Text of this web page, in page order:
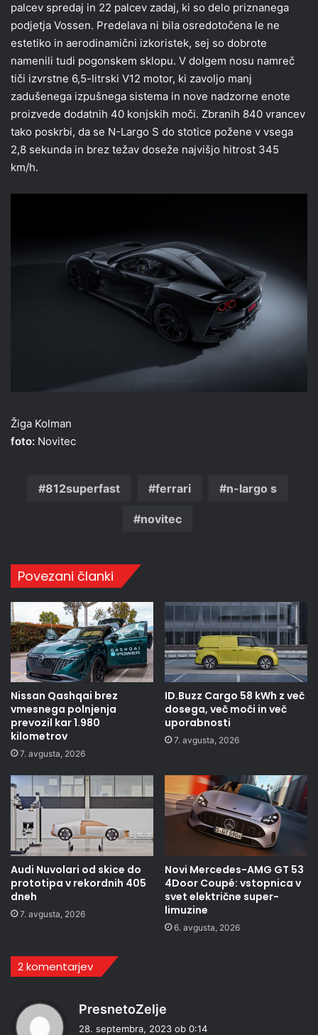
palcev spredaj in 22 palcev zadaj, ki so delo priznanega
podjetja Vossen. Predelava ni bila osredotočena le ne
estetiko in aerodinamični izkoristek, sej so dobrote
namenili tudi pogonskem sklopu. V dolgem nosu namreč
tiči izvrstne 6,5-litrski V12 motor, ki zavoljo manj
zadušenega izpušnega sistema in nove nadzorne enote
proizvede dodatnih 40 konjskih moči. Zbranih 840 vrancev
tako poskrbi, da se N-Largo S do stotice požene v vsega
2,8 sekunda in brez težav doseže najvišjo hitrost 345
km/h.
Žiga Kolman
foto: Novitec
812superfast ferrari n-largo s
novitec
Povezani članki
Nissan Qashqai brez
vmesnega polnjenja
prevozil kar 1.980
kilometrov
7. avgusta, 2026
ID.Buzz Cargo 58 kWh z več
dosega, več moči in več
uporabnosti
7. avgusta, 2026
Audi Nuvolari od skice do
prototipa v rekordnih 405
dneh
7. avgusta, 2026
Novi Mercedes-AMG GT 53
4Door Coupé: vstopnica v
svet električne super-
limuzine
6. avgusta, 2026
2 komentarjev
PresnetoZelje
28. septembra, 2023 ob 0:14